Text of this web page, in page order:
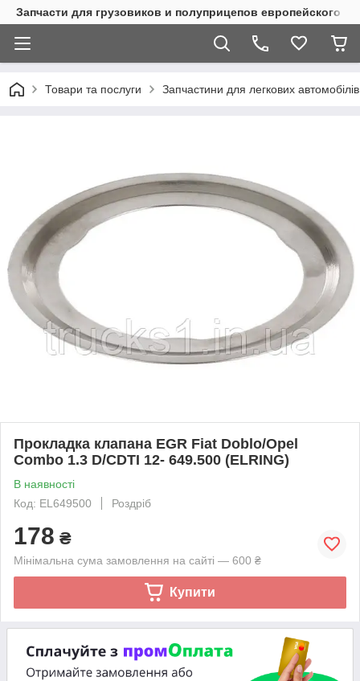
Запчасти для грузовиков и полуприцепов европейского
Товари та послуги Запчастини для легкових автомобілів
Прокладка клапана EGR Fiat Doblo/Opel
Combo 1.3 D/CDTI 12- 649.500 (ELRING)
В наявності
Код: EL649500
Роздріб
178 ₴
Мінімальна сума замовлення на сайті — 600 ₴
Купити